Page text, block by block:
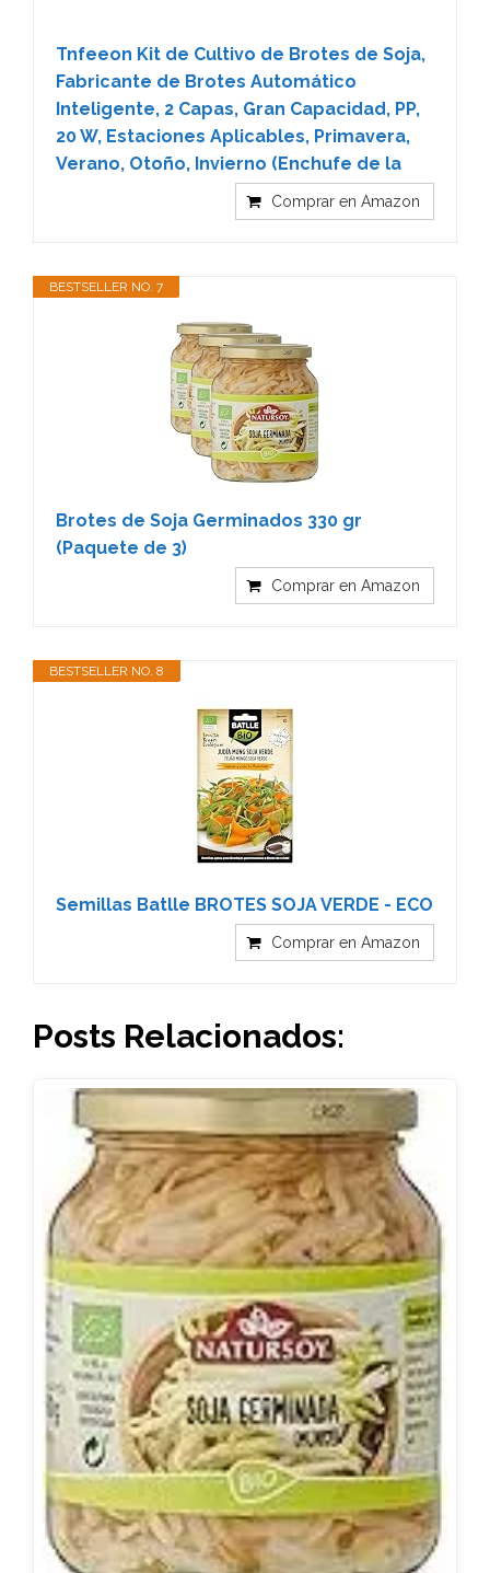
Tnfeeon Kit de Cultivo de Brotes de Soja,
Fabricante de Brotes Automático
Inteligente, 2 Capas, Gran Capacidad, PP,
20 W, Estaciones Aplicables, Primavera,
Verano, Otoño, Invierno (Enchufe de la
Comprar en Amazon
BESTSELLER NO. 7
Brotes de Soja Germinados 330 gr
(Paquete de 3)
Comprar en Amazon
BESTSELLER NO. 8
Semillas Batlle BROTES SOJA VERDE - ECO
Comprar en Amazon
Posts Relacionados: